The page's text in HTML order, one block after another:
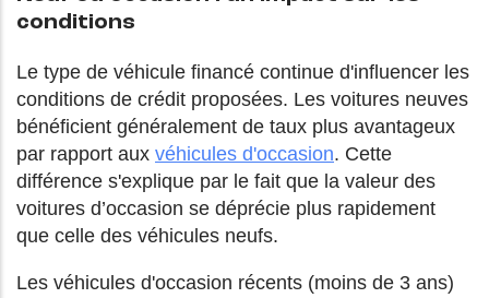
conditions
Le type de véhicule financé continue d'influencer les
conditions de crédit proposées. Les voitures neuves
bénéficient généralement de taux plus avantageux
par rapport aux véhicules d'occasion. Cette
différence s'explique par le fait que la valeur des
voitures d’occasion se déprécie plus rapidement
que celle des véhicules neufs.
Les véhicules d'occasion récents (moins de 3 ans)